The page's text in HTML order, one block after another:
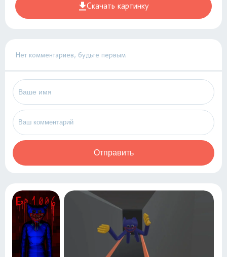
Скачать картинку
Нет комментариев, будьте первым
Отправить